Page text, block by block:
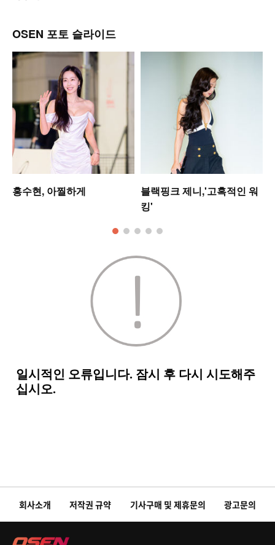
OSEN 포토 슬라이드
홍수현, 아찔하게
블랙핑크 제니,'고혹적인 워
킹'
회사소개 저작권 규약 기사구매 및 제휴문의 광고문의